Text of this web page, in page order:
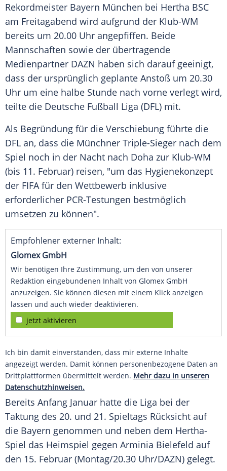
Rekordmeister Bayern München bei Hertha BSC
am Freitagabend wird aufgrund der Klub-WM
bereits um 20.00 Uhr angepfiffen. Beide
Mannschaften sowie der übertragende
Medienpartner DAZN haben sich darauf geeinigt,
dass der ursprünglich geplante Anstoß um 20.30
Uhr um eine halbe Stunde nach vorne verlegt wird,
teilte die Deutsche Fußball Liga (DFL) mit.
Als Begründung für die Verschiebung führte die
DFL an, dass die Münchner Triple-Sieger nach dem
Spiel noch in der Nacht nach Doha zur Klub-WM
(bis 11. Februar) reisen, "um das Hygienekonzept
der FIFAfür den Wettbewerb inklusive
erforderlicher PCR-Testungen bestmöglich
umsetzen zu können".
Empfohlener externer Inhalt:
Glomex GmbH
Wir benötigen Ihre Zustimmung, um den von unserer
Redaktion eingebundenen Inhalt von Glomex GmbH
anzuzeigen. Sie können diesen mit einem Klick anzeigen
lassen und auch wieder deaktivieren.
jetzt aktivieren
Ich bin damit einverstanden, dass mir externe Inhalte
angezeigt werden. Damit können personenbezogene Daten an
Drittplattformen übermittelt werden. Mehr dazu in unseren
Datenschutzhinweisen.
Bereits Anfang Januar hatte die Liga bei der
Taktung des 20. und 21. Spieltags Rücksicht auf
die Bayern genommen und neben dem Hertha-
Spiel das Heimspiel gegen Arminia Bielefeld auf
den 15. Februar (Montag/20.30 Uhr/DAZN) gelegt.